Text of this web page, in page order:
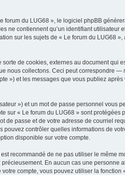
du LUG68 », le logiciel phpBB
ne contiennent qu’un identifiant utilisateur
sur les sujets de « Le forum du LUG68
de cookies, externes au document qui
nous collectons. Ceci peut correspondre
») et les messages que vous publiez
») et un mot de passe personnel vous
sur « Le forum du LUG68 » sont
de passe et de votre adresse de courriel
contrôler quelles informations de
disponible sur votre compte.
recommandé de ne pas utiliser le même
En aucun cas une personne
compte, vous pouvez utiliser la